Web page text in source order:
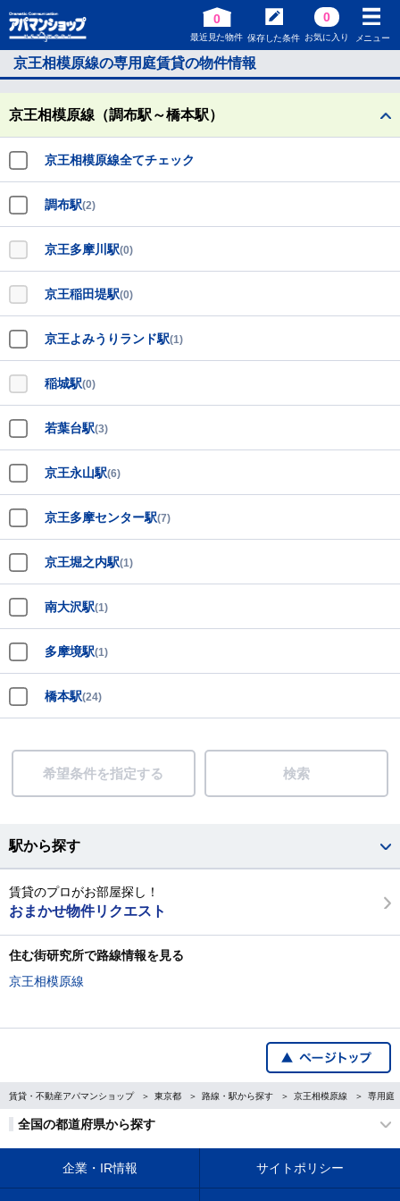
0
最近見た物件 保存した条件
0
お気に入り メニュー
京王相模原線の専用庭賃貸の物件情報
京王相模原線（調布駅～橋本駅）
京王相模原線全てチェック
調布駅(2)
京王多摩川駅(0)
京王稲田堤駅(0)
京王よみうりランド駅(1)
稲城駅(0)
若葉台駅(3)
京王永山駅(6)
京王多摩センター駅(7)
京王堀之内駅(1)
南大沢駅(1)
多摩境駅(1)
橋本駅(24)
希望条件を指定する 検索
駅から探す
賃貸のプロがお部屋探し！
おまかせ物件リクエスト
住む街研究所で路線情報を見る
京王相模原線
賃貸・不動産アパマンショップ 東京都 路線・駅から探す 京王相模原線 専用庭
全国の都道府県から探す
企業・IR情報 サイトポリシー